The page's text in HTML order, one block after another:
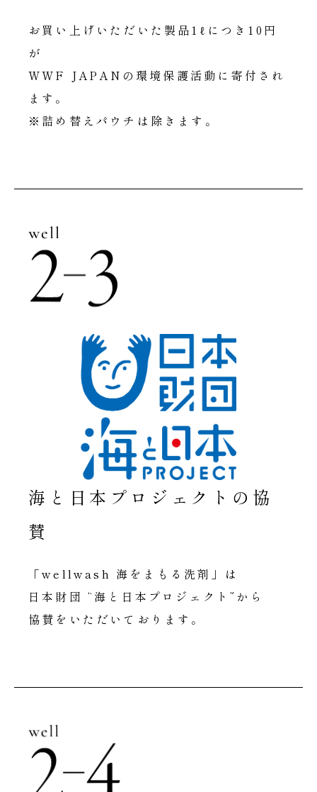
お買い上げいただいた製品1ℓにつき10円
が
WWF JAPANの環境保護活動に寄付され
ます。
※詰め替えパウチは除きます。
海と日本プロジェクトの協
賛
「wellwash 海をまもる洗剤」は
日本財団 “海と日本プロジェクト”から
協賛をいただいております。